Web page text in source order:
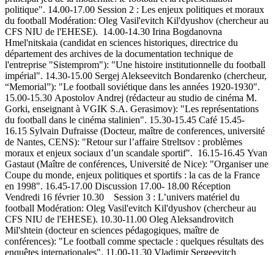
politique". 14.00-17.00 Session 2 : Les enjeux politiques et moraux
du football Modération: Oleg Vasil'evitch Kil'dуushov (chercheur au
CFS NIU de l'EHESE). 14.00-14.30 Irina Bogdanovna
Hmel'nitskaia (candidat en sciences historiques, directrice du
département des archives de la documentation technique de
l'entreprise "Sistemprom"): "Une histoire institutionnelle du football
impérial". 14.30-15.00 Sergej Alekseevitch Bondarenko (chercheur,
“Memorial”): "Le football soviétique dans les années 1920-1930".
15.00-15.30 Apostolov Andrej (rédacteur au studio de cinéma M.
Gorki, enseignant à VGIK S.A. Gerasimov): "Les représentations
du football dans le cinéma stalinien". 15.30-15.45 Café 15.45-
16.15 Sylvain Dufraisse (Docteur, maître de conferences, université
de Nantes, CENS): "Retour sur l’affaire Streltsov : problèmes
moraux et enjeux sociaux d’un scandale sportif". 16.15-16.45 Yvan
Gastaut (Maître de conférences, Université de Nice): "Organiser une
Coupe du monde, enjeux politiques et sportifs : la cas de la France
en 1998". 16.45-17.00 Discussion 17.00- 18.00 Réception
Vendredi 16 février 10.30 Session 3 : L’univers matériel du
football Modération: Oleg Vasil'evitch Kil'dуushov (chercheur au
CFS NIU de l'EHESE). 10.30-11.00 Oleg Aleksandrovitch
Mil'shtein (docteur en sciences pédagogiques, maître de
conférences): "Le football comme spectacle : quelques résultats des
enquêtes internationales". 11.00-11.30 Vladimir Sergeevitch